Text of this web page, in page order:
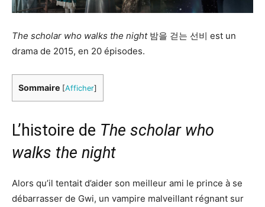
The scholar who walks the night밤을 걷는 선비 est un
drama de 2015, en 20 épisodes.
Sommaire [Afficher]
L’histoire de The scholar who
walks the night
Alors qu’il tentait d’aider son meilleur ami le prince à se
débarrasser de Gwi, un vampire malveillant régnant sur